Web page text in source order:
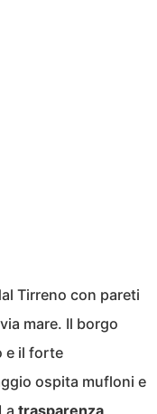
Tirreno con pareti
mare. Il borgo
e il forte
ospita mufloni e
trasparenza